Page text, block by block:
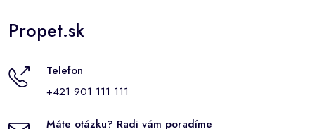
Propet.sk
Telefon
+421 901 111 111
Máte otázku? Radi vám poradíme